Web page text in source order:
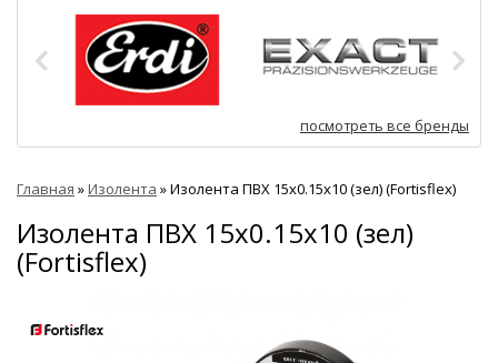
посмотреть все бренды
Главная »Изолента »Изолента ПВХ 15х0.15х10 (зел) (Fortisflex)
Изолента ПВХ 15х0.15х10 (зел)
(Fortisflex)